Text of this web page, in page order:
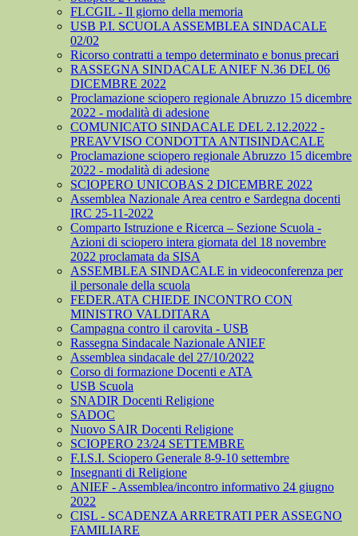
FLCGIL - Il giorno della memoria
USB P.I. SCUOLA ASSEMBLEA SINDACALE
02/02
Ricorso contratti a tempo determinato e bonus precari
RASSEGNA SINDACALE ANIEF N.36 DEL 06
DICEMBRE 2022
Proclamazione sciopero regionale Abruzzo 15 dicembre
2022 - modalità di adesione
COMUNICATO SINDACALE DEL 2.12.2022 -
PREAVVISO CONDOTTA ANTISINDACALE
Proclamazione sciopero regionale Abruzzo 15 dicembre
2022 - modalità di adesione
SCIOPERO UNICOBAS 2 DICEMBRE 2022
Assemblea Nazionale Area centro e Sardegna docenti
IRC 25-11-2022
Comparto Istruzione e Ricerca – Sezione Scuola -
Azioni di sciopero intera giornata del 18 novembre
2022 proclamata da SISA
ASSEMBLEA SINDACALE in videoconferenza per
il personale della scuola
FEDER.ATA CHIEDE INCONTRO CON
MINISTRO VALDITARA
Campagna contro il carovita - USB
Rassegna Sindacale Nazionale ANIEF
Assemblea sindacale del 27/10/2022
Corso di formazione Docenti e ATA
USB Scuola
SNADIR Docenti Religione
SADOC
Nuovo SAIR Docenti Religione
SCIOPERO 23/24 SETTEMBRE
F.I.S.I. Sciopero Generale 8-9-10 settembre
Insegnanti di Religione
ANIEF - Assemblea/incontro informativo 24 giugno
2022
CISL - SCADENZA ARRETRATI PER ASSEGNO
FAMILIARE